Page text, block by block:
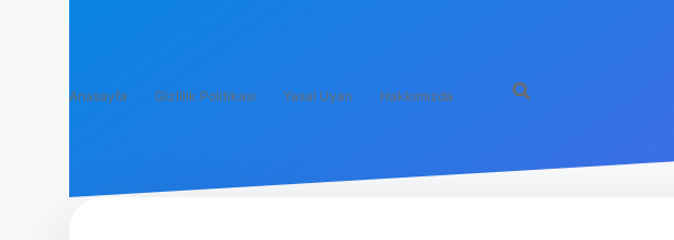
Anasayfa Gizlilik Politikası Yasal Uyarı Hakkımızda